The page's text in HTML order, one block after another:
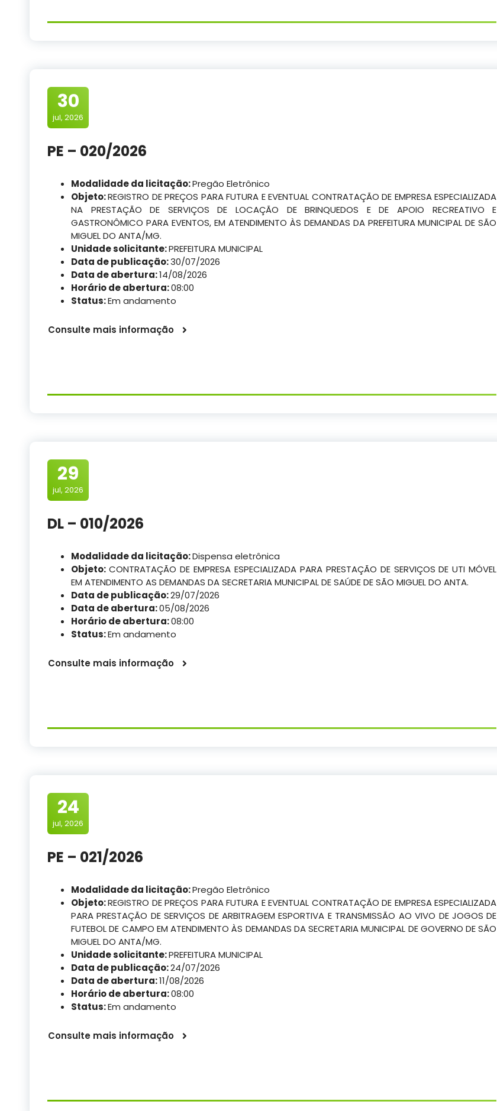
30
jul, 2026
PE – 020/2026
Modalidade da licitação:Pregão Eletrônico
Objeto:REGISTRO DE PREÇOS PARA FUTURA E EVENTUAL CONTRATAÇÃO DE EMPRESA ESPECIALIZADA
NA PRESTAÇÃO DE SERVIÇOS DE LOCAÇÃO DE BRINQUEDOS E DE APOIO RECREATIVO E
GASTRONÔMICO PARA EVENTOS, EM ATENDIMENTO ÀS DEMANDAS DA PREFEITURA MUNICIPAL DE SÃO
MIGUEL DO ANTA/MG.
Unidade solicitante:PREFEITURA MUNICIPAL
Data de publicação:30/07/2026
Data de abertura:14/08/2026
Horário de abertura:08:00
Status:Em andamento
Consulte mais informação
29
jul, 2026
DL – 010/2026
Modalidade da licitação:Dispensa eletrônica
Objeto: CONTRATAÇÃO DE EMPRESA ESPECIALIZADA PARA PRESTAÇÃO DE SERVIÇOS DE UTI MÓVEL
EM ATENDIMENTO AS DEMANDAS DA SECRETARIA MUNICIPAL DE SAÚDE DE SÃO MIGUEL DO ANTA.
Data de publicação:29/07/2026
Data de abertura:05/08/2026
Horário de abertura:08:00
Status:Em andamento
Consulte mais informação
24
jul, 2026
PE – 021/2026
Modalidade da licitação:Pregão Eletrônico
Objeto:REGISTRO DE PREÇOS PARA FUTURA E EVENTUAL CONTRATAÇÃO DE EMPRESA ESPECIALIZADA
PARA PRESTAÇÃO DE SERVIÇOS DE ARBITRAGEM ESPORTIVA E TRANSMISSÃO AO VIVO DE JOGOS DE
FUTEBOL DE CAMPO EM ATENDIMENTO ÀS DEMANDAS DA SECRETARIA MUNICIPAL DE GOVERNO DE SÃO
MIGUEL DO ANTA/MG.
Unidade solicitante:PREFEITURA MUNICIPAL
Data de publicação:24/07/2026
Data de abertura:11/08/2026
Horário de abertura:08:00
Status:Em andamento
Consulte mais informação